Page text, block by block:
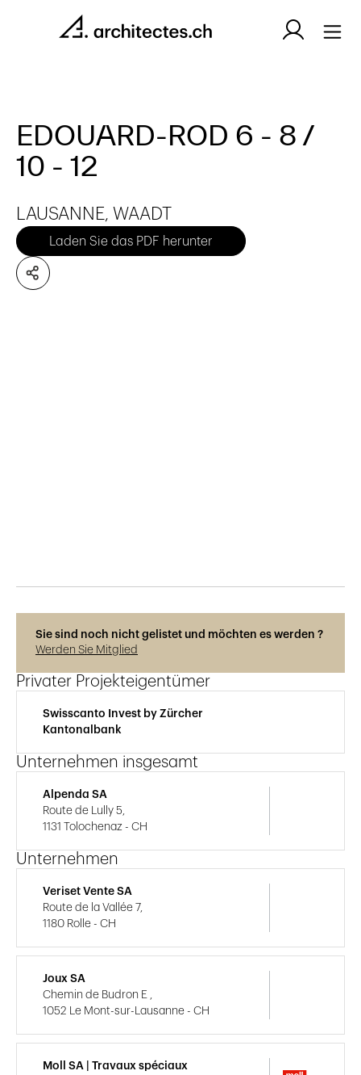
EDOUARD-ROD 6 - 8 /
10 - 12
LAUSANNE, WAADT
Laden Sie das PDF herunter
Sie sind noch nicht gelistet und möchten es werden ?
Werden Sie Mitglied
Privater Projekteigentümer
Swisscanto Invest by Zürcher
Kantonalbank
Unternehmen insgesamt
Alpenda SA
Route de Lully 5,
1131 Tolochenaz - CH
Unternehmen
Veriset Vente SA
Route de la Vallée 7,
1180 Rolle - CH
Joux SA
Chemin de Budron E ,
1052 Le Mont-sur-Lausanne - CH
Moll SA | Travaux spéciaux